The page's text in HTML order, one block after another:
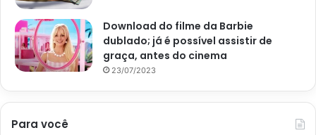
Download do filme da Barbie
dublado; já é possível assistir de
graça, antes do cinema
23/07/2023
Para você